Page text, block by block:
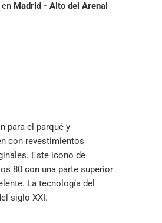
Madrid - Alto del Arenal
para el parqué y
con revestimientos
Este icono de
80 con una parte superior
La tecnología del
siglo XXI.